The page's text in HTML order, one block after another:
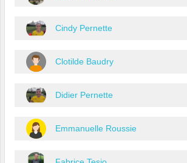
Cindy Pernette
Clotilde Baudry
Didier Pernette
Emmanuelle Roussie